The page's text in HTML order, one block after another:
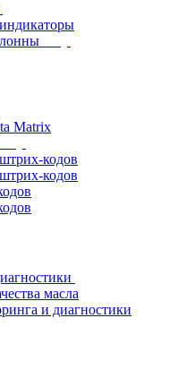
Matrix
кодов
кодов
масла
и диагностики